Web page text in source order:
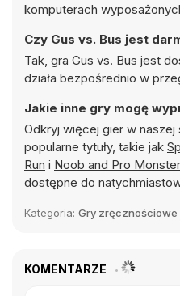
komputerach
Czy Gus vs. Bus jest
Tak, gra Gus vs. Bus jest
działa bezpośrednio w
Jakie inne gry mogę
Odkryj więcej gier w naszej
popularne tytuły, takie jak
Run i Noob and Pro
dostępne do
Kategoria: Gry zręcznościowe
KOMENTARZE